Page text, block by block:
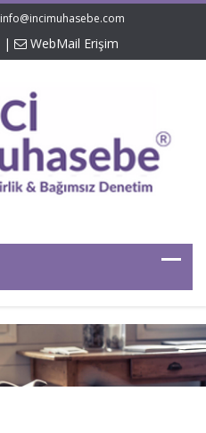
info@incimuhasebe.com
| WebMail Erişim